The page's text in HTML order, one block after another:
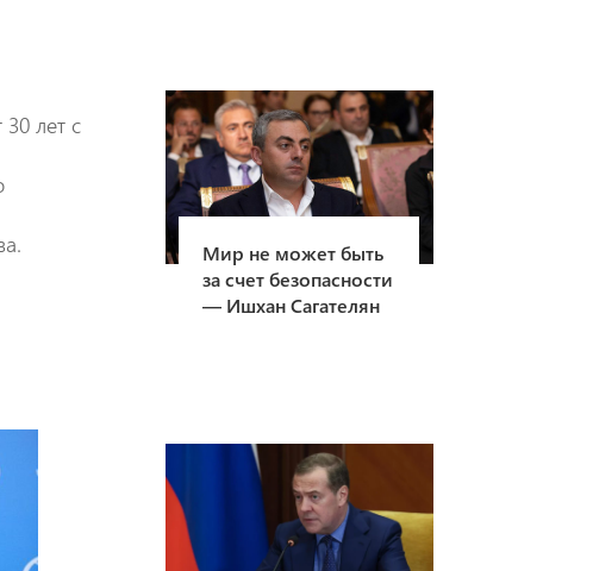
лет с
Мир не может быть
за счет безопасности
— Ишхан Сагателян